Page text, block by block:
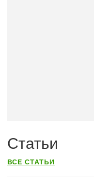
Статьи
ВСЕ СТАТЬИ